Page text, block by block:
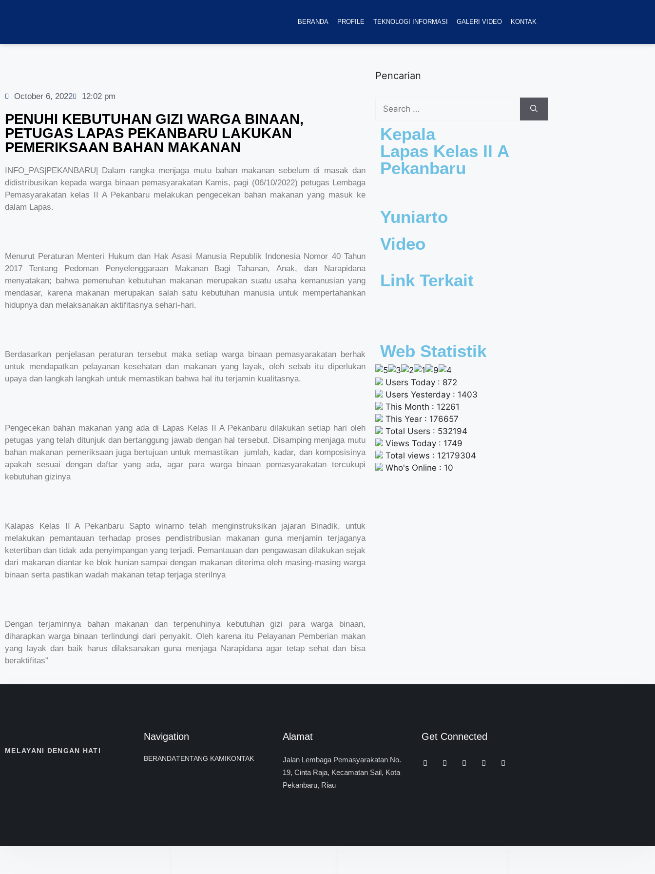
BERANDA PROFILE TEKNOLOGI INFORMASI GALERI VIDEO KONTAK
October 6, 2022 12:02 pm
PENUHI KEBUTUHAN GIZI WARGA BINAAN,
PETUGAS LAPAS PEKANBARU LAKUKAN
PEMERIKSAAN BAHAN MAKANAN
INFO_PAS|PEKANBARU| Dalam rangka menjaga mutu bahan makanan sebelum di masak dan
didistribusikan kepada warga binaan pemasyarakatan Kamis, pagi (06/10/2022) petugas Lembaga
Pemasyarakatan kelas II A Pekanbaru melakukan pengecekan bahan makanan yang masuk ke
dalam Lapas.
Menurut Peraturan Menteri Hukum dan Hak Asasi Manusia Republik Indonesia Nomor 40 Tahun
2017 Tentang Pedoman Penyelenggaraan Makanan Bagi Tahanan, Anak, dan Narapidana
menyatakan; bahwa pemenuhan kebutuhan makanan merupakan suatu usaha kemanusian yang
mendasar, karena makanan merupakan salah satu kebutuhan manusia untuk mempertahankan
hidupnya dan melaksanakan aktifitasnya sehari-hari.
Berdasarkan penjelasan peraturan tersebut maka setiap warga binaan pemasyarakatan berhak
untuk mendapatkan pelayanan kesehatan dan makanan yang layak, oleh sebab itu diperlukan
upaya dan langkah langkah untuk memastikan bahwa hal itu terjamin kualitasnya.
Pengecekan bahan makanan yang ada di Lapas Kelas II A Pekanbaru dilakukan setiap hari oleh
petugas yang telah ditunjuk dan bertanggung jawab dengan hal tersebut. Disamping menjaga mutu
bahan makanan pemeriksaan juga bertujuan untuk memastikan jumlah, kadar, dan komposisinya
apakah sesuai dengan daftar yang ada, agar para warga binaan pemasyarakatan tercukupi
kebutuhan gizinya
Kalapas Kelas II A Pekanbaru Sapto winarno telah menginstruksikan jajaran Binadik, untuk
melakukan pemantauan terhadap proses pendistribusian makanan guna menjamin terjaganya
ketertiban dan tidak ada penyimpangan yang terjadi. Pemantauan dan pengawasan dilakukan sejak
dari makanan diantar ke blok hunian sampai dengan makanan diterima oleh masing-masing warga
binaan serta pastikan wadah makanan tetap terjaga sterilnya
Dengan terjaminnya bahan makanan dan terpenuhinya kebutuhan gizi para warga binaan,
diharapkan warga binaan terlindungi dari penyakit. Oleh karena itu Pelayanan Pemberian makan
yang layak dan baik harus dilaksanakan guna menjaga Narapidana agar tetap sehat dan bisa
beraktifitas”
Pencarian
Kepala
Lapas Kelas II A
Pekanbaru
Yuniarto
Video
Link Terkait
Web Statistik
Users Today : 872
Users Yesterday : 1403
This Month : 12261
This Year : 176657
Total Users : 532194
Views Today : 1749
Total views : 12179304
Who's Online : 10
MELAYANI DENGAN HATI
Navigation
BERANDATENTANG KAMIKONTAK
Alamat
Jalan Lembaga Pemasyarakatan No.
19, Cinta Raja, Kecamatan Sail, Kota
Pekanbaru, Riau
Get Connected